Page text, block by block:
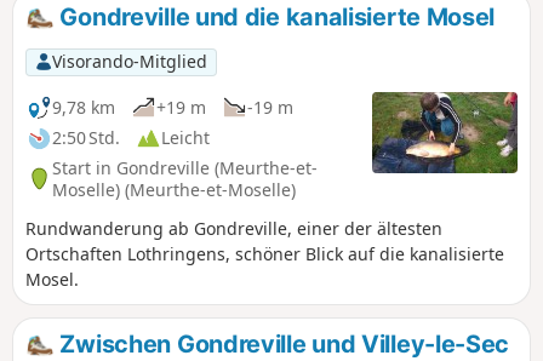
Gondreville und die kanalisierte Mosel
Visorando-Mitglied
9,78 km
+19 m
-19 m
2:50 Std.
Leicht
Start in Gondreville (Meurthe-et-
Moselle) (Meurthe-et-Moselle)
Rundwanderung ab Gondreville, einer der ältesten
Ortschaften Lothringens, schöner Blick auf die kanalisierte
Mosel.
Zwischen Gondreville und Villey-le-Sec